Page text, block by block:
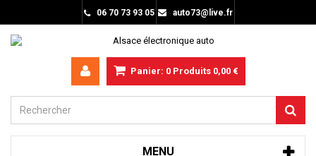
06 70 73 93 05 auto73@live.fr
Panier: 0 Produits 0,00 €
MENU